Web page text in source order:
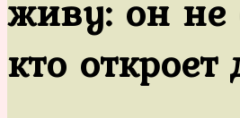
живу: он
кто откроет